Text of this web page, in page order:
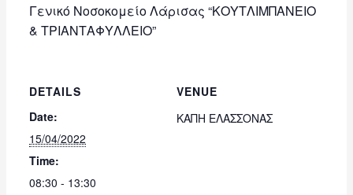
Γενικό Νοσοκομείο Λάρισας “ΚΟΥΤΛΙΜΠΑΝΕΙΟ
& ΤΡΙΑΝΤΑΦΥΛΛΕΙΟ”
DETAILS
Date:
15/04/2022
Time:
08:30 - 13:30
VENUE
ΚΑΠΗ ΕΛΑΣΣΟΝΑΣ